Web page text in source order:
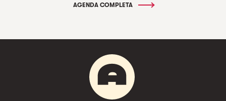
AGENDA COMPLETA